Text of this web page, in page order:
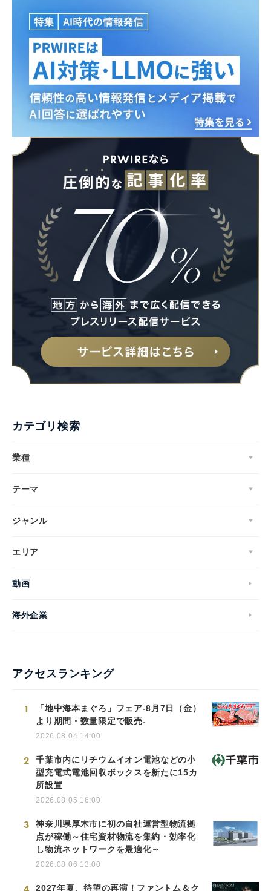
カテゴリ検索
業種
テーマ
ジャンル
エリア
動画
海外企業
アクセスランキング
1
「地中海本まぐろ」フェア-8月7日（金）
より期間・数量限定で販売-
2026.08.04 14:00
2
千葉市内にリチウムイオン電池などの小
型充電式電池回収ボックスを新たに15カ
所設置
2026.08.05 16:00
3
神奈川県厚木市に初の自社運営型物流拠
点が稼働～住宅資材物流を集約・効率化
し物流ネットワークを最適化～
2026.08.06 13:00
2027年夏、待望の再演！ファントム＆ク